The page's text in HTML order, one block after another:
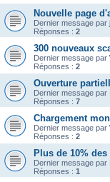
Nouvelle page
Dernier message par
Réponses : 2
300 nouveaux
Dernier message par
Réponses : 2
Ouverture
Dernier message par
Réponses : 7
Chargement
Dernier message par
Réponses : 2
Plus de 10%
Dernier message par
Réponses : 1